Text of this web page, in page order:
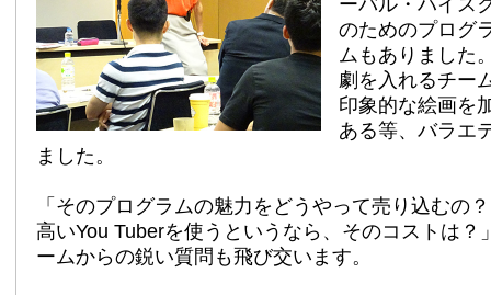
ーバル・ハイス
のためのプログ
ムもありました
劇を入れるチー
印象的な絵画を
ある等、バラエ
ました。
「そのプログラムの魅力をどうやって売り込むの
高いYou Tuberを使うというなら、そのコストは？
ームからの鋭い質問も飛び交います。